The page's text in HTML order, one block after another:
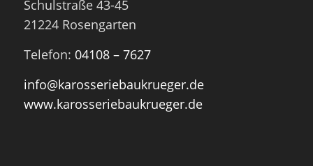
Schulstraße 43-45
21224 Rosengarten
Telefon: 04108 – 7627
info@karosseriebaukrueger.de
www.karosseriebaukrueger.de